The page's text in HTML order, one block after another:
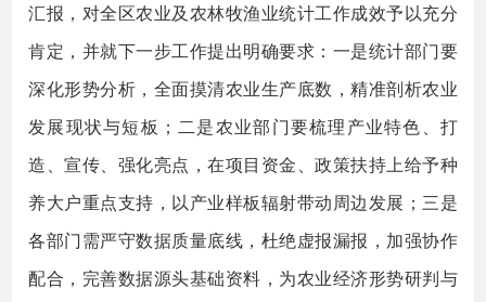
汇报，对全区农业及农林牧渔业统计工作成效予以充分
肯定，并就下一步工作提出明确要求：一是统计部门要
深化形势分析，全面摸清农业生产底数，精准剖析农业
发展现状与短板；二是农业部门要梳理产业特色、打
造、宣传、强化亮点，在项目资金、政策扶持上给予种
养大户重点支持，以产业样板辐射带动周边发展；三是
各部门需严守数据质量底线，杜绝虚报漏报，加强协作
配合，完善数据源头基础资料，为农业经济形势研判与